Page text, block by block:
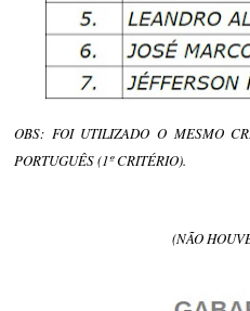
OBS: FOI UTILIZADO O MESMO
PORTUGUÊS(1º CRITÉRIO).
(NÃO